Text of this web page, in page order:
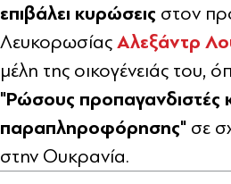
επιβάλει κυρώσεις στον
Λευκορωσίας Αλεξάντρ
μέλη της οικογένειάς του,
"Ρώσους προπαγανδιστές
παραπληροφόρησης" σε
στην Ουκρανία.